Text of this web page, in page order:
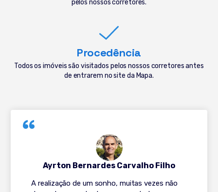
pelos nossos corretores.
Procedência
Todos os imóveis são visitados pelos nossos corretores antes
de entrarem no site da Mapa.
A realização de um sonho, muitas vezes não
Ayrton Bernardes Carvalho Filho